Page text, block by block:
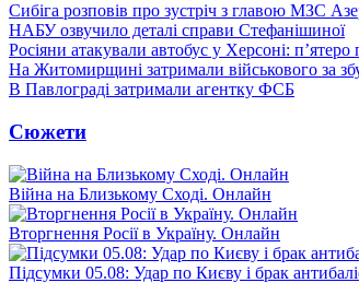
Сибіга розповів про зустріч з главою МЗС
НАБУ озвучило деталі справи Стефанішиної
Росіяни атакували автобус у Херсоні:
На Житомирщині затримали військового за
В Павлограді затримали агентку ФСБ
Сюжети
Війна на Близькому Сході. Онлайн
Вторгнення Росії в Україну. Онлайн
Підсумки 05.08: Удар по Києву і брак